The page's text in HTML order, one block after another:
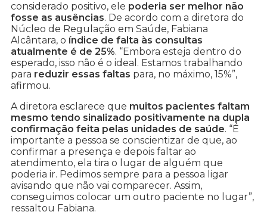
considerado positivo, ele poderia ser melhor não
fosse as ausências. De acordo com a diretora do
Núcleo de Regulação em Saúde, Fabiana
Alcântara, o índice de falta às consultas
atualmente é de 25%. “Embora esteja dentro do
esperado, isso não é o ideal. Estamos trabalhando
para reduzir essas faltas para, no máximo, 15%”,
afirmou.
A diretora esclarece que muitos pacientes faltam
mesmo tendo sinalizado positivamente na dupla
confirmação feita pelas unidades de saúde. “É
importante a pessoa se conscientizar de que, ao
confirmar a presença e depois faltar ao
atendimento, ela tira o lugar de alguém que
poderia ir. Pedimos sempre para a pessoa ligar
avisando que não vai comparecer. Assim,
conseguimos colocar um outro paciente no lugar”,
ressaltou Fabiana.